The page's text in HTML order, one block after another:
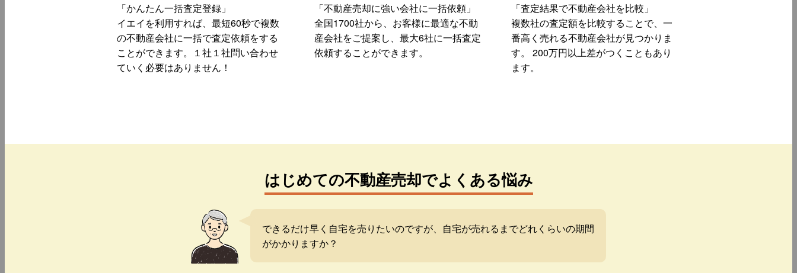
「かんたん一括査定登録」
イエイを利用すれば、最短60秒で複数
の不動産会社に一括で査定依頼をする
ことができます。１社１社問い合わせ
ていく必要はありません！
「不動産売却に強い会社に一括依頼」
全国1700社から、お客様に最適な不動
産会社をご提案し、最大6社に一括査定
依頼することができます。
「査定結果で不動産会社を比較」
複数社の査定額を比較することで、一
番高く売れる不動産会社が見つかりま
す。 200万円以上差がつくこともあり
ます。
はじめての不動産売却でよくある悩み
できるだけ早く自宅を売りたいのですが、自宅が売れるまでどれくらいの期間
がかかりますか？